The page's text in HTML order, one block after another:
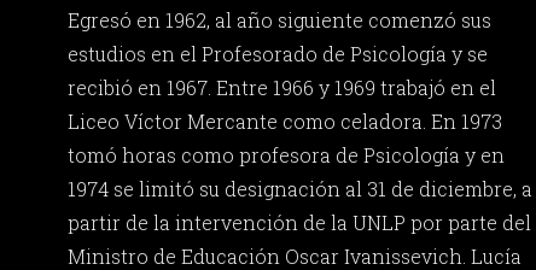
Egresó en 1962, al año siguiente comenzó sus
estudios en el Profesorado de Psicología y se
recibió en 1967. Entre 1966 y 1969 trabajó en el
Liceo Víctor Mercante como celadora. En 1973
tomó horas como profesora de Psicología y en
1974 se limitó su designación al 31 de diciembre, a
partir de la intervención de la UNLP por parte del
Ministro de Educación Oscar Ivanissevich. Lucía